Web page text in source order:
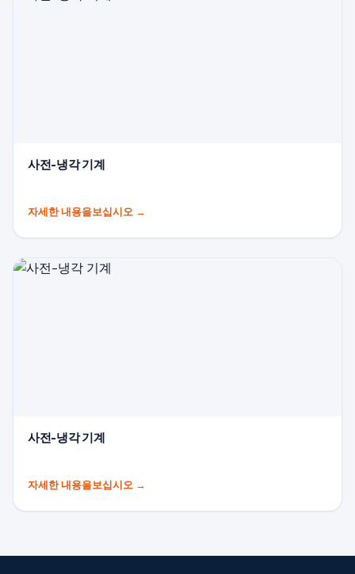
사전-냉각 기계
자세한 내용을보십시오 →
사전-냉각 기계
자세한 내용을보십시오 →